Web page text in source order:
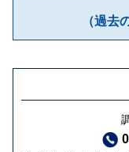
（過去